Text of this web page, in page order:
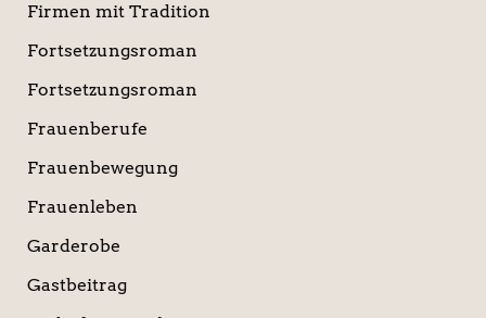
Firmen mit Tradition
Fortsetzungsroman
Fortsetzungsroman
Frauenberufe
Frauenbewegung
Frauenleben
Garderobe
Gastbeitrag